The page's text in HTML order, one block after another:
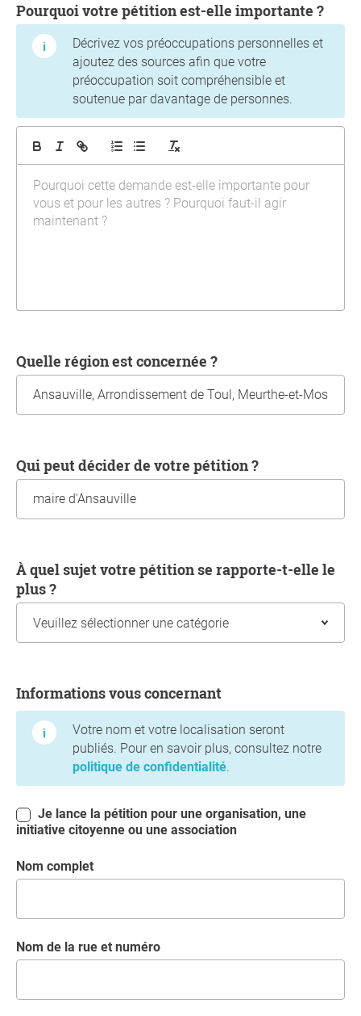
Pourquoi votre pétition est-elle importante ?
Décrivez vos préoccupations personnelles et
ajoutez des sources afin que votre
préoccupation soit compréhensible et
soutenue par davantage de personnes.
Quelle région est concernée ?
Qui peut décider de votre pétition ?
À quel sujet votre pétition se rapporte-t-elle le
plus ?
Informations vous concernant
Votre nom et votre localisation seront
publiés. Pour en savoir plus, consultez notre
politique de confidentialité.
initiative citoyenne ou une association
Nom complet
Nom de la rue et numéro